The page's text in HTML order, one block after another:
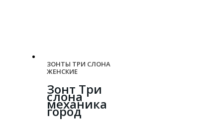
ЗОНТЫ ТРИ СЛОНА
ЖЕНСКИЕ
Зонт Три
слона
механика
город